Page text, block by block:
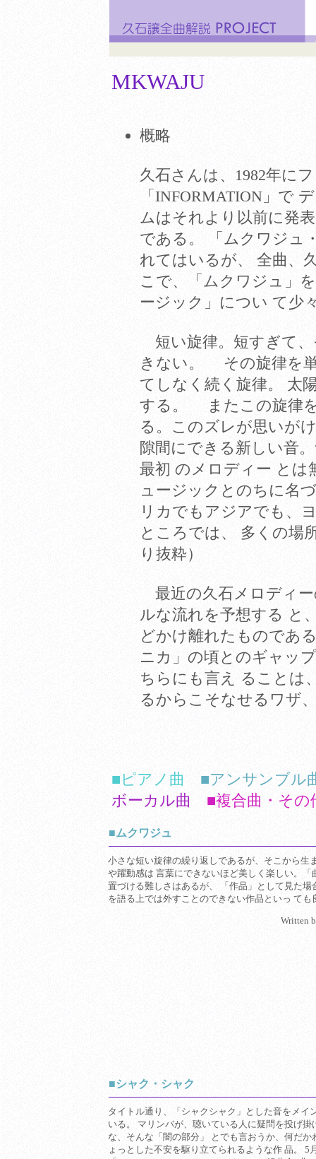
MKWAJU
概略
久石さんは、1982年に
「INFORMATION」で
ムはそれより以前に発
である。 「ムクワジュ
れてはいるが、 全曲、
こで、「ムクワジュ」
ージック」につい て少
短い旋律。短すぎて
きない。 その旋律を
てしなく続く旋律。 太
する。 またこの旋律
る。このズレが思いが
隙間にできる新しい音
最初 のメロディー と
ュージックとのちに名
リカでもアジアでも、
ところでは、 多くの場
り抜粋）
最近の久石メロディ
ルな流れを予想する と
どかけ離れたものであ
ニカ」の頃とのギャッ
ちらにも言え ることは
るからこそなせるワザ
■ピアノ曲
■アンサンブル
ボーカル曲
■複合曲・その
■ムクワジュ
小さな短い旋律の繰り返しであるが、そこから生
や躍動感は 言葉にできないほど美しく楽しい。「
置づける難しさはあるが、 「作品」として見た場
を語る上では外すことのできない作品といっ ても
Written
■シャク・シャク
タイトル通り、「シャクシャク」とした音をメイ
いる。 マリンバが、聴いている人に疑問を投げ掛
な、そんな「闇の部分」 とでも言おうか、何だか
ょっとした不安を駆り立てられるような作 品。 5